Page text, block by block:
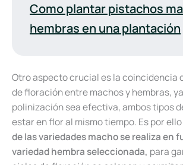
Como plantar pistachos
hembras en una plantación
Otro aspecto crucial es la coincidencia
de floración entre machos y hembras,
polinización sea efectiva, ambos tipos
estar en flor al mismo tiempo. Es por
de las variedades macho se realiza en
variedad hembra seleccionada, para